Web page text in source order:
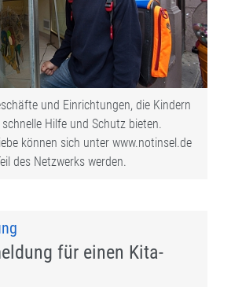
und Einrichtungen, die Kindern
Hilfe und Schutz bieten.
können sich unter www.notinsel.de
des Netzwerks werden.
für einen Kita-